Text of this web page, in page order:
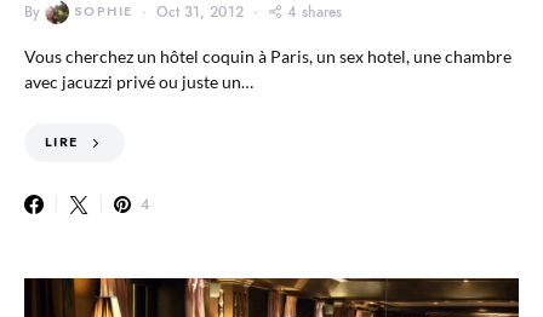
By SOPHIE Oct 31, 2012 4 shares
Vous cherchez un hôtel coquin à Paris, un sex hotel, une chambre
avec jacuzzi privé ou juste un…
LIRE
4